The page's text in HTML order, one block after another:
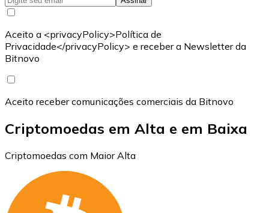
Aceito a <privacyPolicy>Política de
Privacidade</privacyPolicy> e receber a Newsletter da
Bitnovo
Aceito receber comunicações comerciais da Bitnovo
Criptomoedas em Alta e em Baixa
Criptomoedas com Maior Alta